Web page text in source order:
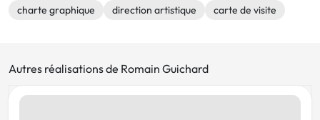
charte graphique
direction artistique carte de visite
Autres réalisations de Romain Guichard